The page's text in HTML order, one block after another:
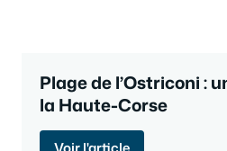
Plage de l’Ostriconi :
la Haute-Corse